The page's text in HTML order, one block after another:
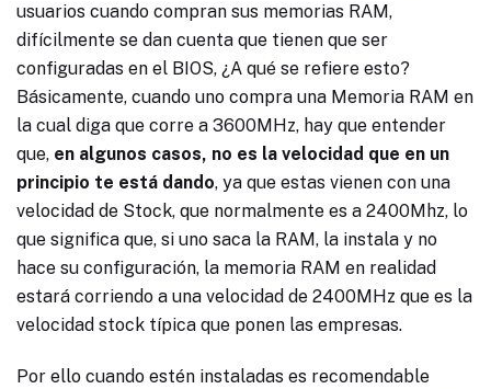
usuarios cuando compran sus memorias RAM,
difícilmente se dan cuenta que tienen que ser
configuradas en el BIOS, ¿A qué se refiere esto?
Básicamente, cuando uno compra una Memoria RAM en
la cual diga que corre a 3600MHz, hay que entender
que, en algunos casos, no es la velocidad que en un
principio te está dando, ya que estas vienen con una
velocidad de Stock, que normalmente es a 2400Mhz, lo
que significa que, si uno saca la RAM, la instala y no
hace su configuración, la memoria RAM en realidad
estará corriendo a una velocidad de 2400MHz que es la
velocidad stock típica que ponen las empresas.
Por ello cuando estén instaladas es recomendable